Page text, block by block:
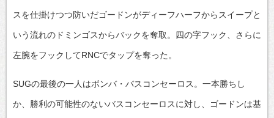
スを仕掛けつつ防いだゴードンがディーフハーフからスイープと
いう流れのドミンゴスからバックを奪取。四の字フック、さらに
左腕をフックしてRNCでタップを奪った。
SUGの最後の一人はボンバ・バスコンセーロス。一本勝ちし
か、勝利の可能性のないバスコンセーロスに対し、ゴードンは基